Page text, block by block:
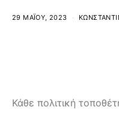
29 ΜΑΪ́ΟΥ, 2023
Κάθε πολιτική